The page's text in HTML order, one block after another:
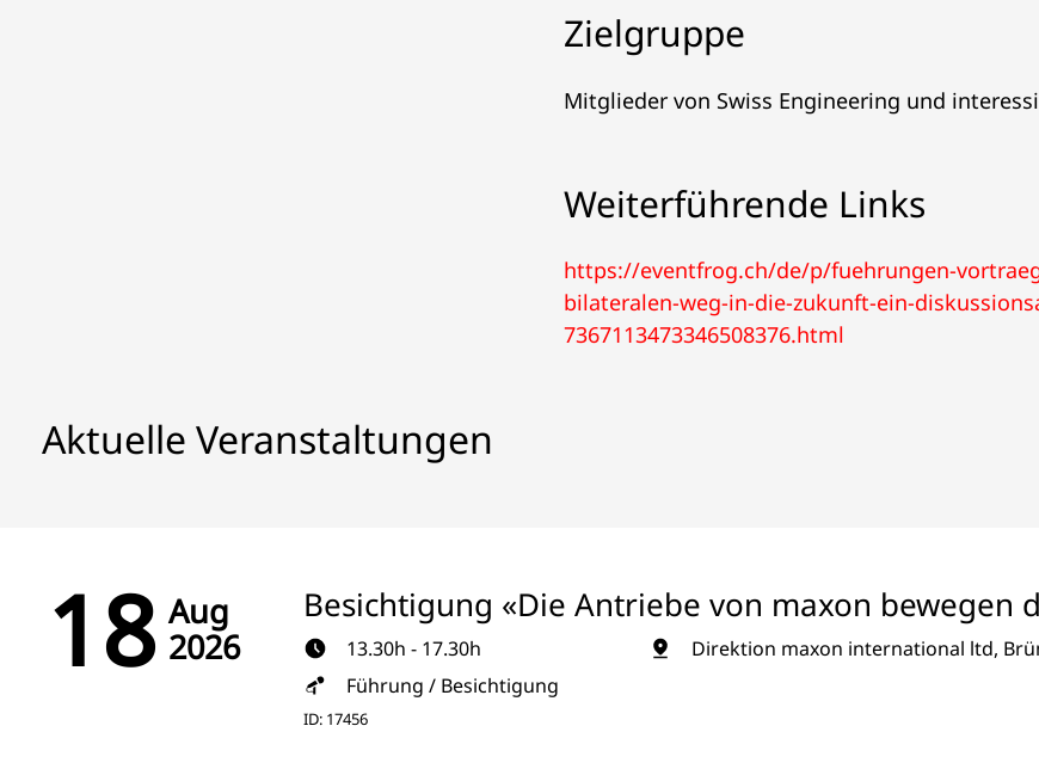
Zielgruppe
Mitglieder von Swiss Engineering und
Weiterführende Links
https://eventfrog.ch/de/p/fuehrungen-
bilateralen-weg-in-die-zukunft-ein-
7367113473346508376.html
Aktuelle Veranstaltungen
18 Aug
2026
Besichtigung «Die Antriebe von maxon bewegen
13.30h - 17.30h
Direktion maxon international ltd,
Führung / Besichtigung
ID: 17456